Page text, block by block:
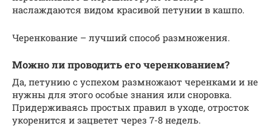
наслаждаются видом красивой петунии в кашпо.
Черенкование – лучший способ размножения.
Можно ли проводить его черенкованием?
Да, петунию с успехом размножают черенками и не
нужны для этого особые знания или сноровка.
Придерживаясь простых правил в уходе, отросток
укоренится и зацветет через 7-8 недель.